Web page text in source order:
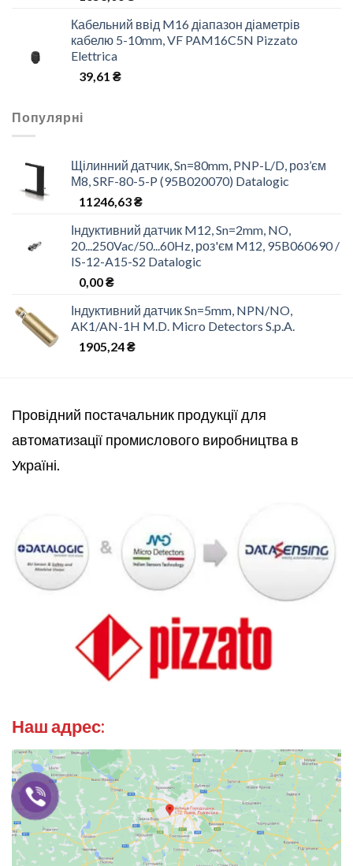
Кабельний ввід M16 діапазон діаметрів
кабелю 5-10mm, VF PAM16C5N Pizzato
Elettrica
39,61 ₴
Популярні
Щілинний датчик, Sn=80mm, PNP-L/D, роз’єм
М8, SRF-80-5-P (95B020070) Datalogic
11246,63₴
Індуктивний датчик M12, Sn=2mm, NO,
20...250Vac/50...60Hz, роз'єм M12, 95B060690 /
IS-12-A15-S2 Datalogic
0,00₴
Індуктивний датчик Sn=5mm, NPN/NO,
AK1/AN-1H M.D. Micro Detectors S.p.A.
1905,24₴
Провідний постачальник продукції для
автоматизації промислового виробництва в
Україні.
Наш адрес: